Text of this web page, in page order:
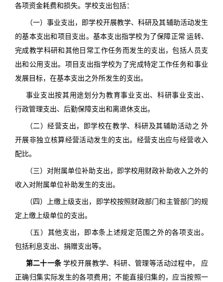
各项资金耗费和损失。学校支出包括：
（一）事业支出，即学校开展教学、科研及其辅助活动发生
的基本支出和项目支出。基本支出指学校为了保障正常 运转、
完成教学科研和其他日常工作任务而发生的支出，包括人员支
出和公用支出。项目支出指学校为了完成特定工作任务和事业
发展目标，在基本支出之外所发生的支出。
事业支出按其用途划分为教育事业支出、科研事业支出、
行政管理支出、后勤保障支出和离退休支出。
（二）经营支出，即学校在教学、科研及其辅助活动之 外
开展非独立核算经营活动发生的支出。经营支出应与经营收入
配比。
（三）对附属单位补助支出，即学校用财政补助收入之外的
收入对附属单位补助发生的支出。
（四）上缴上级支出，即学校按照财政部门和主管部门的规
定上缴上级单位的支出。
（五）其他支出，即本条上述规定范围之外的各项支出。
包括利息支出、捐赠支出等。
第二十一条 学校开展教学、科研、管理等活动过程中， 应
正确归集实际发生的各项费用；不能直接归集的，应当按照一